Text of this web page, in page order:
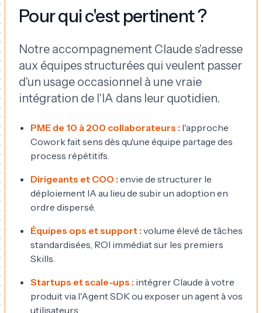
Pour qui c'est pertinent ?
Notre accompagnement Claude s'adresse
aux équipes structurées qui veulent passer
d'un usage occasionnel à une vraie
intégration de l'IA dans leur quotidien.
PME de 10 à 200 collaborateurs : l'approche
Cowork fait sens dès qu'une équipe partage des
process répétitifs.
Dirigeants et COO : envie de structurer le
déploiement IA au lieu de subir un adoption en
ordre dispersé.
Équipes ops et support : volume élevé de tâches
standardisées, ROI immédiat sur les premiers
Skills.
Startups et scale-ups : intégrer Claude à votre
produit via l'Agent SDK ou exposer un agent à vos
utilisateurs.